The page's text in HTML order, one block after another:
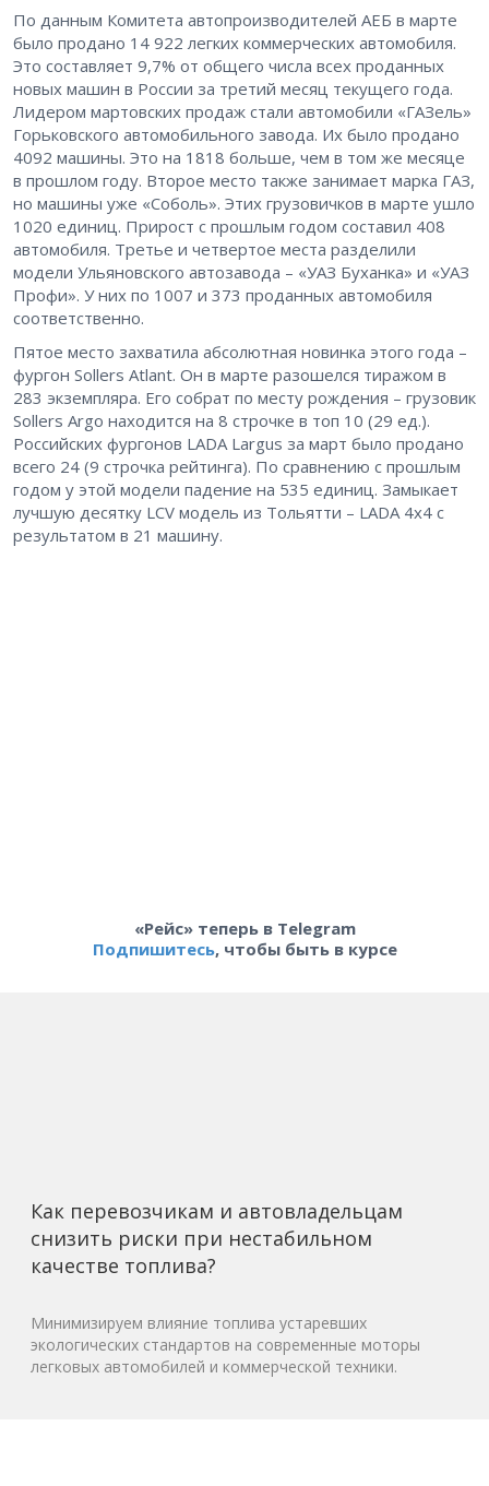
По данным Комитета автопроизводителей АЕБ в марте
было продано 14 922 легких коммерческих автомобиля.
Это составляет 9,7% от общего числа всех проданных
новых машин в России за третий месяц текущего года.
Лидером мартовских продаж стали автомобили «ГАЗель»
Горьковского автомобильного завода. Их было продано
4092 машины. Это на 1818 больше, чем в том же месяце
в прошлом году. Второе место также занимает марка ГАЗ,
но машины уже «Соболь». Этих грузовичков в марте ушло
1020 единиц. Прирост с прошлым годом составил 408
автомобиля. Третье и четвертое места разделили
модели Ульяновского автозавода – «УАЗ Буханка» и «УАЗ
Профи». У них по 1007 и 373 проданных автомобиля
соответственно.
Пятое место захватила абсолютная новинка этого года –
фургон Sollers Atlant. Он в марте разошелся тиражом в
283 экземпляра. Его собрат по месту рождения – грузовик
Sollers Argo находится на 8 строчке в топ 10 (29 ед.).
Российских фургонов LADA Largus за март было продано
всего 24 (9 строчка рейтинга). По сравнению с прошлым
годом у этой модели падение на 535 единиц. Замыкает
лучшую десятку LCV модель из Тольятти – LADA 4х4 с
результатом в 21 машину.
«Рейс» теперь в Telegram
Подпишитесь, чтобы быть в курсе
Как перевозчикам и автовладельцам
снизить риски при нестабильном
качестве топлива?
Минимизируем влияние топлива устаревших
экологических стандартов на современные моторы
легковых автомобилей и коммерческой техники.